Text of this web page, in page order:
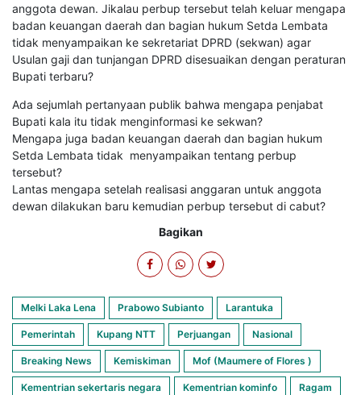
anggota dewan. Jikalau perbup tersebut telah keluar mengapa
badan keuangan daerah dan bagian hukum Setda Lembata
tidak menyampaikan ke sekretariat DPRD (sekwan) agar
Usulan gaji dan tunjangan DPRD disesuaikan dengan peraturan
Bupati terbaru?
Ada sejumlah pertanyaan publik bahwa mengapa penjabat
Bupati kala itu tidak menginformasi ke sekwan?
Mengapa juga badan keuangan daerah dan bagian hukum
Setda Lembata tidak menyampaikan tentang perbup
tersebut?
Lantas mengapa setelah realisasi anggaran untuk anggota
dewan dilakukan baru kemudian perbup tersebut di cabut?
Bagikan
Melki Laka Lena Prabowo Subianto Larantuka
Pemerintah Kupang NTT Perjuangan Nasional
Breaking News Kemiskiman Mof (Maumere of Flores )
Kementrian sekertaris negara Kementrian kominfo Ragam